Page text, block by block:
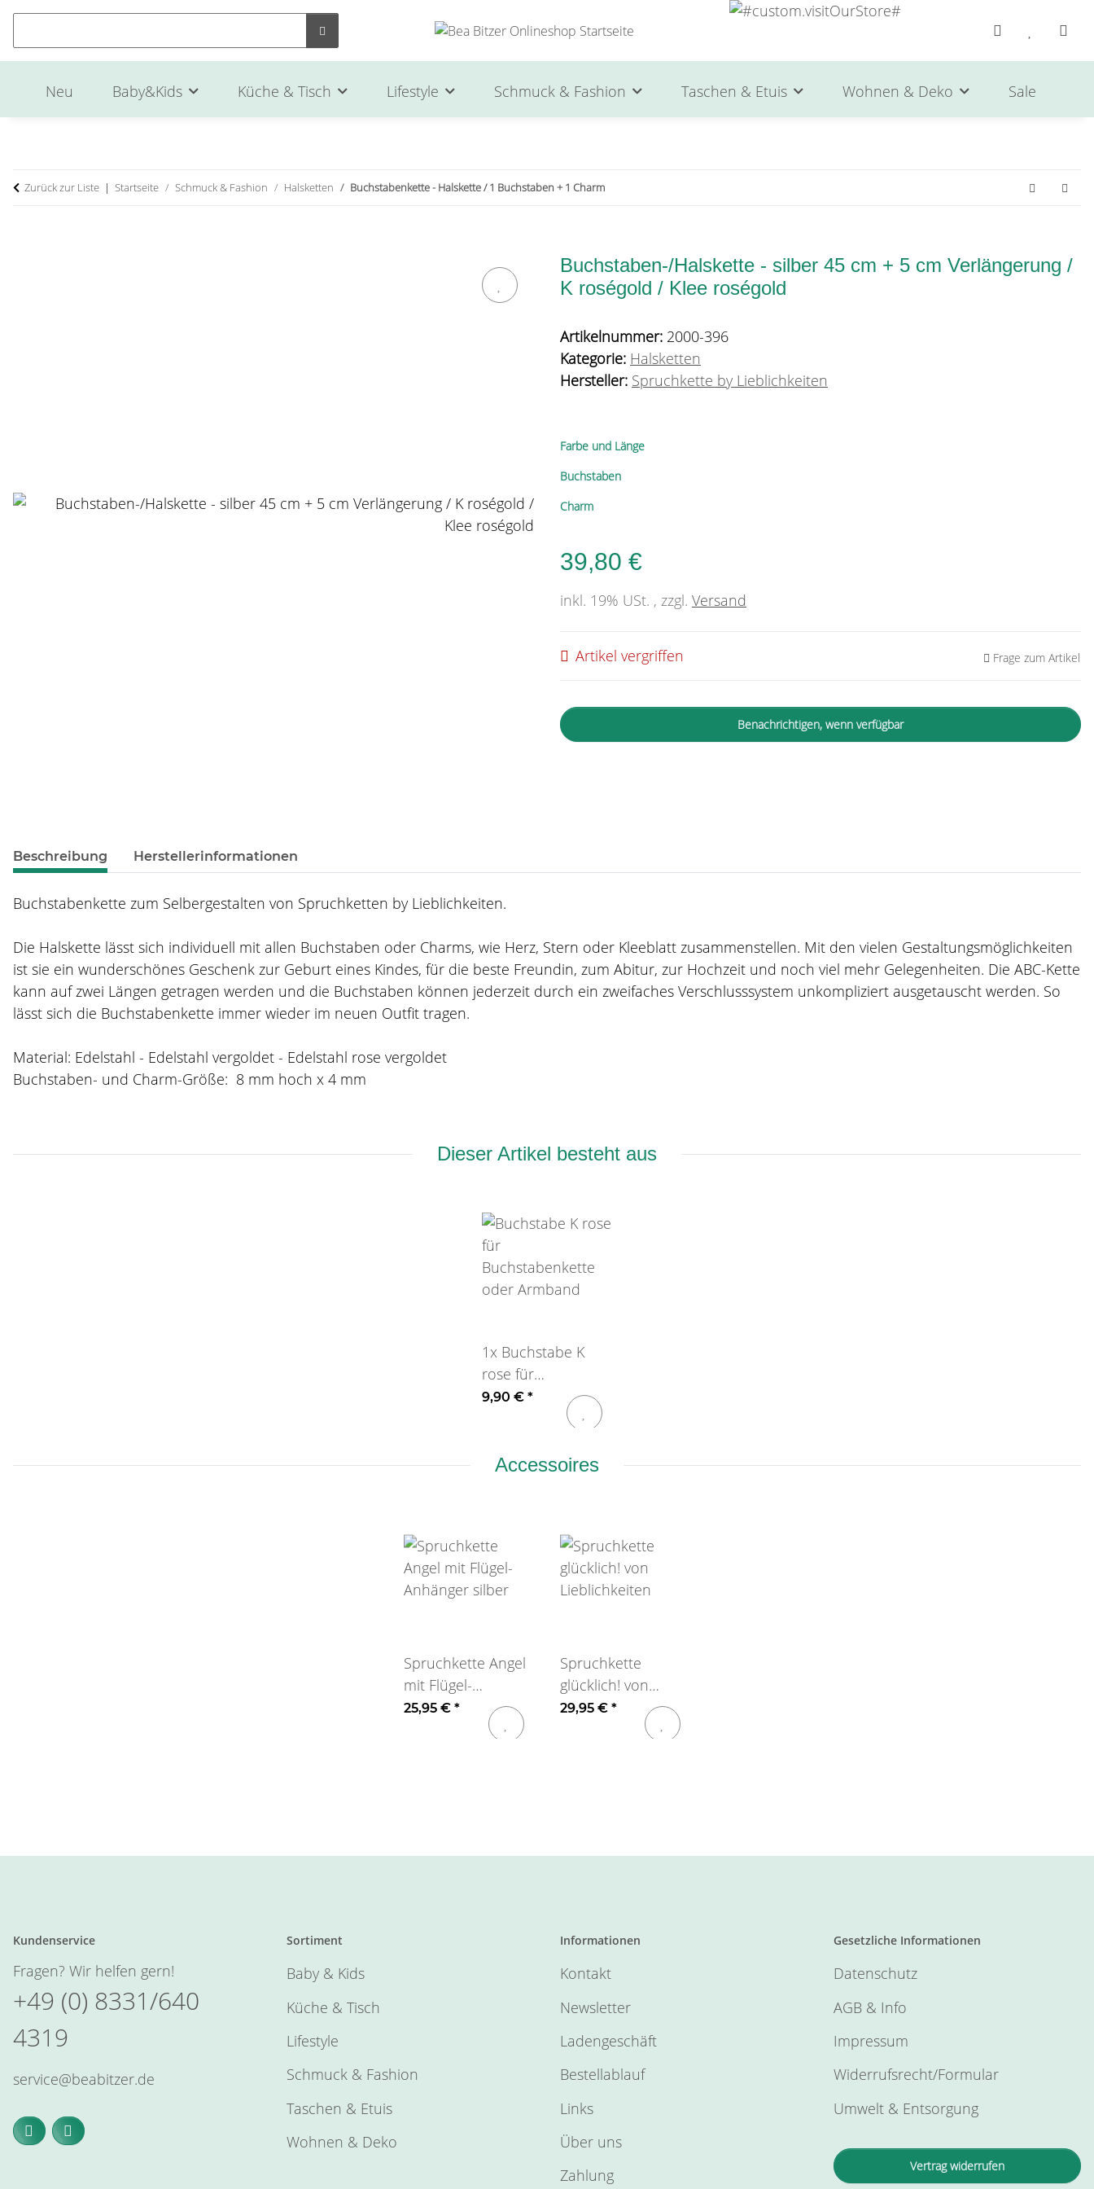
Neu Baby&Kids Küche & Tisch Lifestyle Schmuck & Fashion Taschen & Etuis Wohnen & Deko Sale
Zurück zur Liste Startseite Schmuck & Fashion Halsketten Buchstabenkette - Halskette / 1 Buchstaben + 1 Charm
Buchstaben-/Halskette - silber 45 cm + 5 cm Verlängerung /
K roségold / Klee roségold
Artikelnummer: 2000-396
Kategorie: Halsketten
Hersteller: Spruchkette by Lieblichkeiten
Farbe und Länge
Buchstaben
Charm
39,80 €
inkl. 19% USt. , zzgl. Versand
Artikel vergriffen Frage zum Artikel
Benachrichtigen, wenn verfügbar
weitere Registerkarten anzeigen
Beschreibung Herstellerinformationen
Buchstabenkette zum Selbergestalten von Spruchketten by Lieblichkeiten.
Die Halskette lässt sich individuell mit allen Buchstaben oder Charms, wie Herz, Stern oder Kleeblatt zusammenstellen. Mit den vielen Gestaltungsmöglichkeiten
ist sie ein wunderschönes Geschenk zur Geburt eines Kindes, für die beste Freundin, zum Abitur, zur Hochzeit und noch viel mehr Gelegenheiten. Die ABC-Kette
kann auf zwei Längen getragen werden und die Buchstaben können jederzeit durch ein zweifaches Verschlusssystem unkompliziert ausgetauscht werden. So
lässt sich die Buchstabenkette immer wieder im neuen Outfit tragen.
Material: Edelstahl - Edelstahl vergoldet - Edelstahl rose vergoldet
Buchstaben- und Charm-Größe: 8 mm hoch x 4 mm
Dieser Artikel besteht aus
1x Buchstabe K
rose für
Buchstabenkette
oder Armband
9,90 € *
Accessoires
Spruchkette Angel
mit Flügel-
Anhänger silber
25,95 € *
Spruchkette
glücklich! von
Lieblichkeiten
29,95 € *
Kundenservice
Fragen? Wir helfen gern!
+49 (0) 8331/640
4319
service@beabitzer.de
Sortiment
Baby & Kids
Küche & Tisch
Lifestyle
Schmuck & Fashion
Taschen & Etuis
Wohnen & Deko
Informationen
Kontakt
Newsletter
Ladengeschäft
Bestellablauf
Links
Über uns
Zahlung
Gesetzliche Informationen
Datenschutz
AGB & Info
Impressum
Widerrufsrecht/Formular
Umwelt & Entsorgung
Vertrag widerrufen